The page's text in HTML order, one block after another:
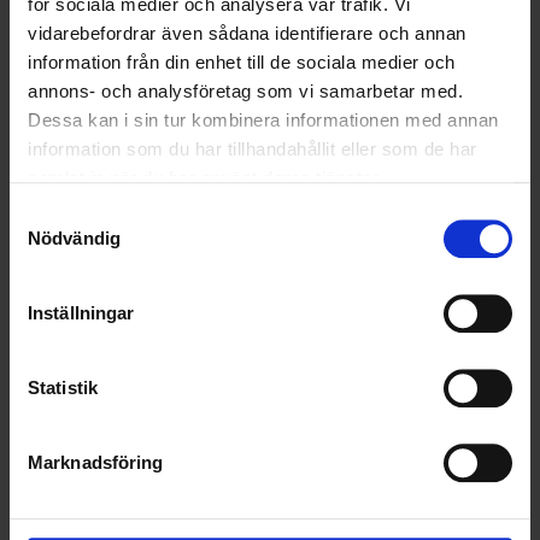
vidarebefordrar även sådana identifierare och annan
information från din enhet till de sociala medier och
annons- och analysföretag som vi samarbetar med.
Dessa kan i sin tur kombinera informationen med annan
information som du har tillhandahållit eller som de har
Nödvändig
Inställningar
Statistik
Marknadsföring
OHLSSONSKOLLEGOR
ÅTERVINNING
KUNDTJÄNST